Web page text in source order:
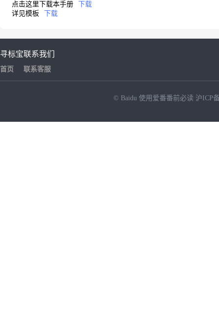
点击这里下载本手册
下载
详见模板
下载
寻标宝
首页
联系我们
联系客服
© Baidu 使用爱番番前必读 沪ICP